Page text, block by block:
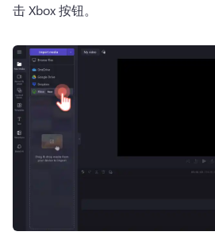
击 Xbox 按钮。